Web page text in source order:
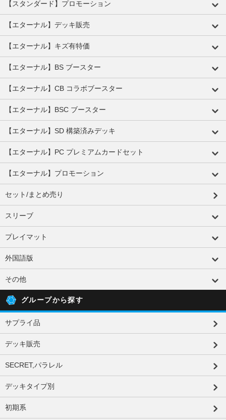
【スタンダード】プロモーション
【エターナル】デッキ販売
【エターナル】キズ有特価
【エターナル】BS ブースター
【エターナル】CB コラボブースター
【エターナル】BSC ブースター
【エターナル】SD 構築済みデッキ
【エターナル】PC プレミアムカードセット
【エターナル】プロモーション
セット/まとめ売り
スリーブ
プレイマット
外国語版
その他
グループから探す
サプライ品
デッキ販売
SECRET,パラレル
デッキタイプ別
初期系